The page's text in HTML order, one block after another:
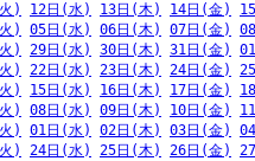
) 12日(水) 13日(木) 14日(金)
) 05日(水) 06日(木) 07日(金)
) 29日(水) 30日(木) 31日(金)
) 22日(水) 23日(木) 24日(金)
) 15日(水) 16日(木) 17日(金)
) 08日(水) 09日(木) 10日(金)
) 01日(水) 02日(木) 03日(金)
) 24日(水) 25日(木) 26日(金)